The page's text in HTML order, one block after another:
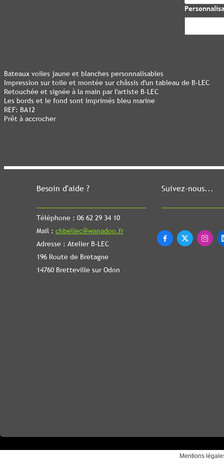
Besoin d'aide ?
Téléphone : 06 62 29 34 10
Mail : chbellec@wanadoo.fr
Adresse : Atelier B-LEC
196 Route de Bretagne
14760 Bretteville sur Odon
Suivez-nous...
  
Bateaux voiles jaune et blanches personnalisables
Impression sur toile et montée sur châssis d'un tableau de B-LEC
Retouchée et signée à la main par l'artiste B-LEC
Les bords et le fond sont imprimés bleu marine
REF: BA12
Prêt à accrocher
Mentions